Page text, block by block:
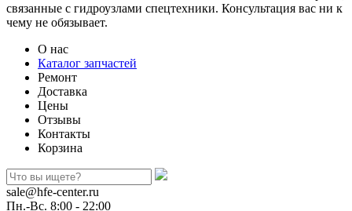
связанные с гидроузлами спецтехники. Консультация вас ни к
чему не обязывает.
О нас
Каталог запчастей
Ремонт
Доставка
Цены
Отзывы
Контакты
Корзина
sale@hfe-center.ru
Пн.-Вс. 8:00 - 22:00